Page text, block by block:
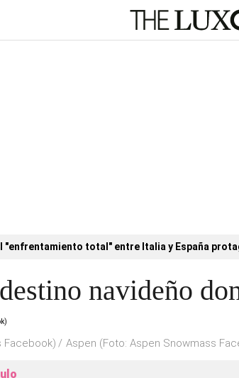
"enfrentamiento total" entre Italia y España
navideño
Facebook) Aspen (Foto: Aspen Snowmass